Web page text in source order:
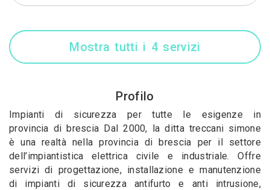
Mostra tutti i 4 servizi
Profilo
Impianti di sicurezza per tutte le esigenze in
provincia di brescia Dal 2000, la ditta treccani simone
è una realtà nella provincia di brescia per il settore
dell’impiantistica elettrica civile e industriale. Offre
servizi di progettazione, installazione e manutenzione
di impianti di sicurezza antifurto e anti intrusione,